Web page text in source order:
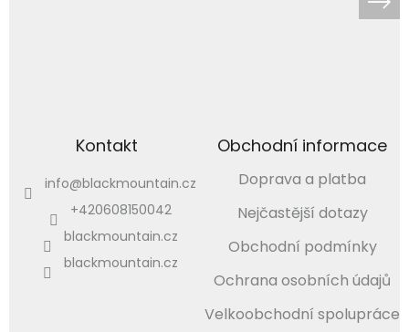
Kontakt
info@blackmountain.cz
+420608150042
blackmountain.cz
blackmountain.cz
Obchodní informace
Doprava a platba
Nejčastější dotazy
Obchodní podmínky
Ochrana osobních údajů
Velkoobchodní spolupráce